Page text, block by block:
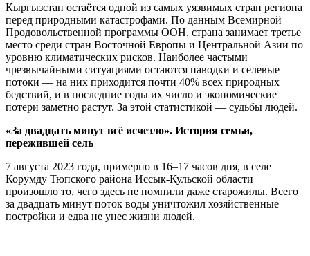
Кыргызстан остаётся одной из самых уязвимых стран региона
перед природными катастрофами. По данным Всемирной
Продовольственной программы ООН, страна занимает третье
место среди стран Восточной Европы и Центральной Азии по
уровню климатических рисков. Наиболее частыми
чрезвычайными ситуациями остаются паводки и селевые
потоки — на них приходится почти 40% всех природных
бедствий, и в последние годы их число и экономические
потери заметно растут. За этой статистикой — судьбы людей.
«За двадцать минут всё исчезло». История семьи,
пережившей сель
7 августа 2023 года, примерно в 16–17 часов дня, в селе
Корумду Тюпского района Иссык-Кульской области
произошло то, чего здесь не помнили даже старожилы. Всего
за двадцать минут поток воды уничтожил хозяйственные
постройки и едва не унес жизни людей.